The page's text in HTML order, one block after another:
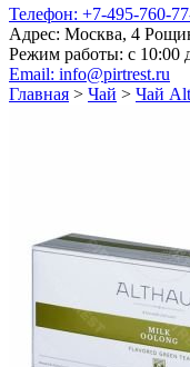
Телефон: +7-495-760-
Адрес: Москва, 4
Режим работы: c
Email: info@pirtrest.ru
Главная > Чай > Чай